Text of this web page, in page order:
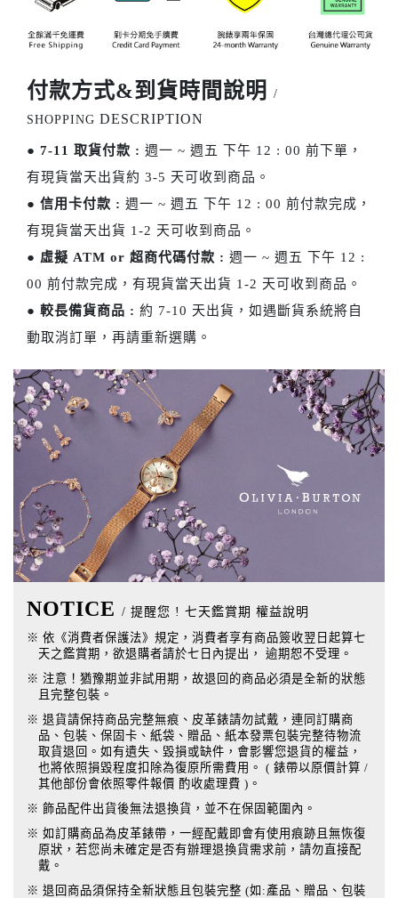
付款方式&到貨時間說明
/
SHOPPING DESCRIPTION
● 7-11 取貨付款 : 週一 ~ 週五 下午 12 : 00 前下單，
有現貨當天出貨約 3-5 天可收到商品。
● 信用卡付款 : 週一 ~ 週五 下午 12 : 00 前付款完成，
有現貨當天出貨 1-2 天可收到商品。
● 虛擬 ATM or 超商代碼付款 : 週一 ~ 週五 下午 12 :
00 前付款完成，有現貨當天出貨 1-2 天可收到商品。
● 較長備貨商品 : 約 7-10 天出貨，如遇斷貨系統將自
動取消訂單，再請重新選購。
NOTICE / 提醒您 ! 七天鑑賞期 權益說明
※ 依《消費者保護法》規定，消費者享有商品簽收翌日起算七
天之鑑賞期，欲退購者請於七日內提出， 逾期恕不受理。
※ 注意！猶豫期並非試用期，故退回的商品必須是全新的狀態
且完整包裝。
※ 退貨請保持商品完整無痕、皮革錶請勿試戴，連同訂購商
品、包裝、保固卡、紙袋、贈品、紙本發票包裝完整待物流
取貨退回。如有遺失、毀損或缺件，會影響您退貨的權益，
也將依照損毀程度扣除為復原所需費用。 ( 錶帶以原價計算 /
其他部份會依照零件報價 酌收處理費 )。
※ 飾品配件出貨後無法退換貨，並不在保固範圍內。
※ 如訂購商品為皮革錶帶，一經配戴即會有使用痕跡且無恢復
原狀，若您尚未確定是否有辦理退換貨需求前，請勿直接配
戴。
※ 退回商品須保持全新狀態且包裝完整 (如:產品、贈品、包裝